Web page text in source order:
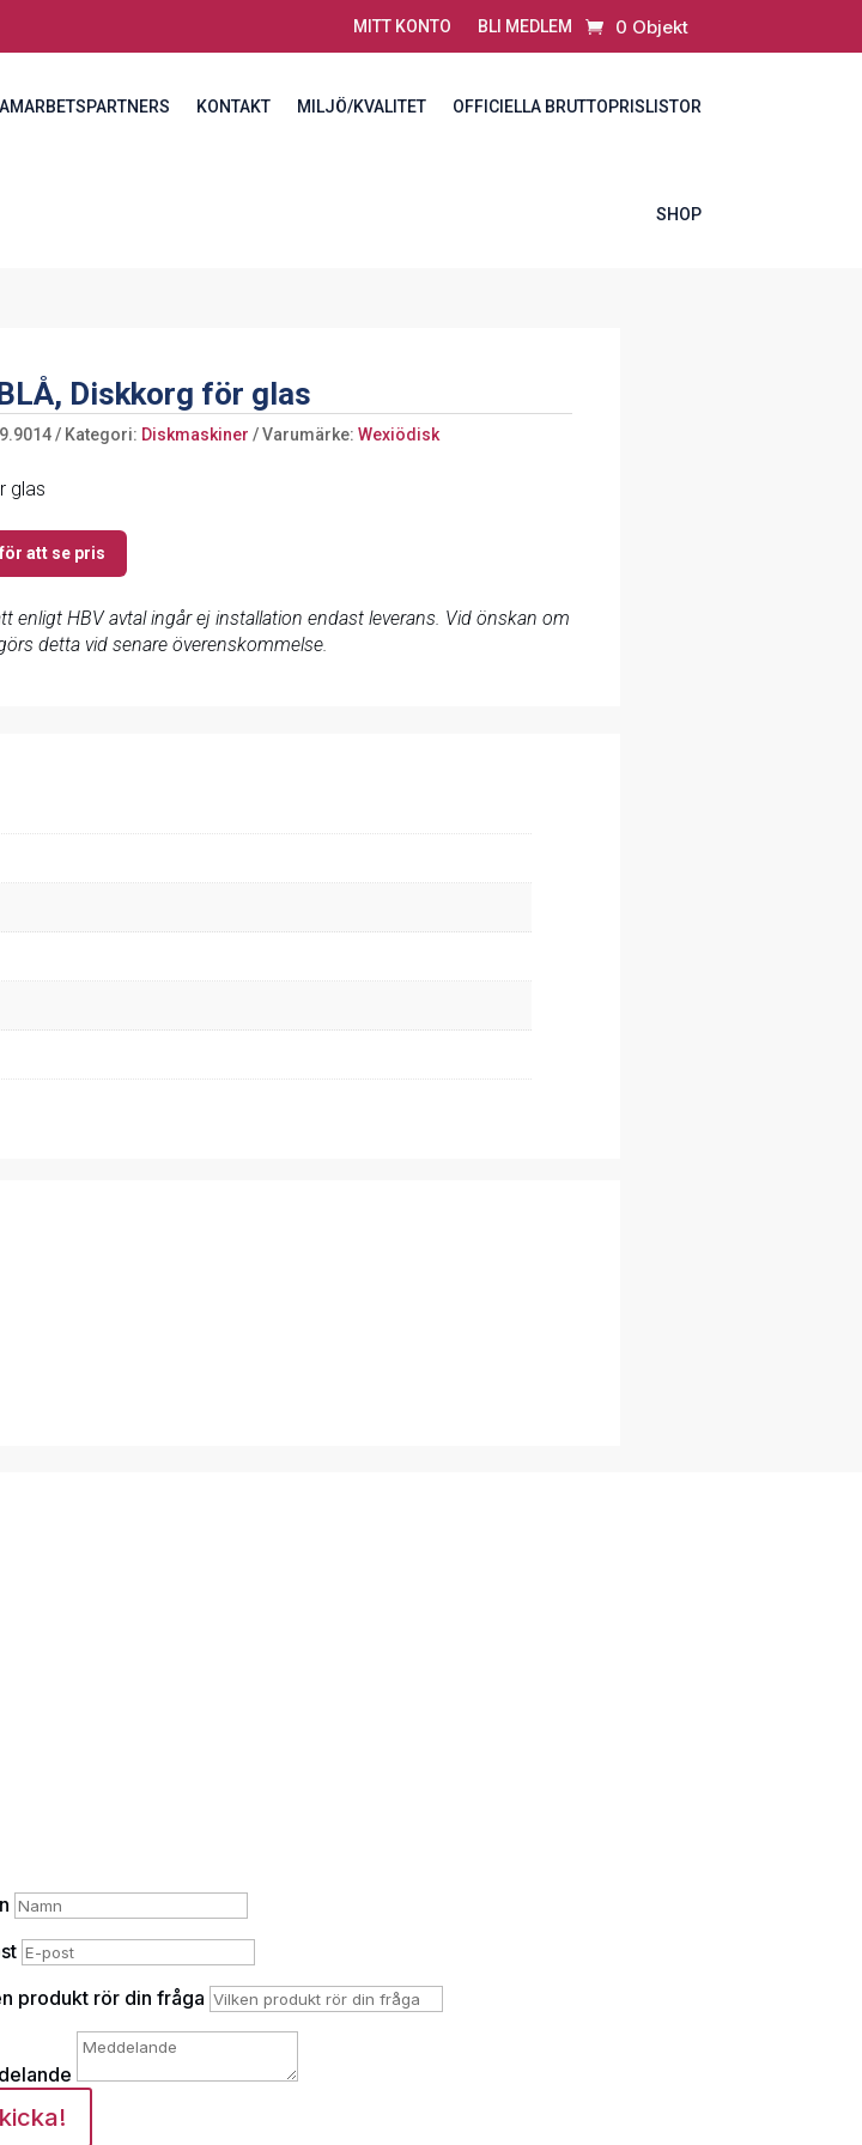
MITT KONTO BLI MEDLEM 0 Objekt
KONTAKT MILJÖ/KVALITET OFFICIELLA BRUTTOPRISLISTOR
SHOP
Diskkorg för glas
Kategori: Diskmaskiner Varumärke:Wexiödisk
glas
att se pris
enligt HBV avtal ingår ej installation endast leverans. Vid önskan om
detta vid senare överenskommelse.
produkt rör din fråga